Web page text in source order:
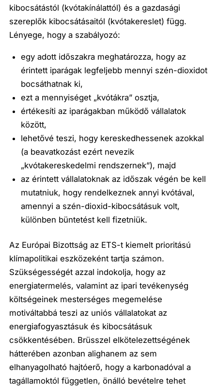
kibocsátástól (kvótakínálattól) és a gazdasági
szereplők kibocsátásaitól (kvótakereslet) függ.
Lényege, hogy a szabályozó:
egy adott időszakra meghatározza, hogy az
érintett iparágak legfeljebb mennyi szén-dioxidot
bocsáthatnak ki,
ezt a mennyiséget „kvótákra” osztja,
értékesíti az iparágakban működő vállalatok
között,
lehetővé teszi, hogy kereskedhessenek azokkal
(a beavatkozást ezért nevezik
„kvótakereskedelmi rendszernek”), majd
az érintett vállalatoknak az időszak végén be kell
mutatniuk, hogy rendelkeznek annyi kvótával,
amennyi a szén-dioxid-kibocsátásuk volt,
különben büntetést kell fizetniük.
Az Európai Bizottság az ETS-t kiemelt prioritású
klímapolitikai eszközeként tartja számon.
Szükségességét azzal indokolja, hogy az
energiatermelés, valamint az ipari tevékenység
költségeinek mesterséges megemelése
motiváltabbá teszi az uniós vállalatokat az
energiafogyasztásuk és kibocsátásuk
csökkentésében. Brüsszel elkötelezettségének
hátterében azonban alighanem az sem
elhanyagolható hajtóerő, hogy a karbonadóval a
tagállamoktól független, önálló bevételre tehet